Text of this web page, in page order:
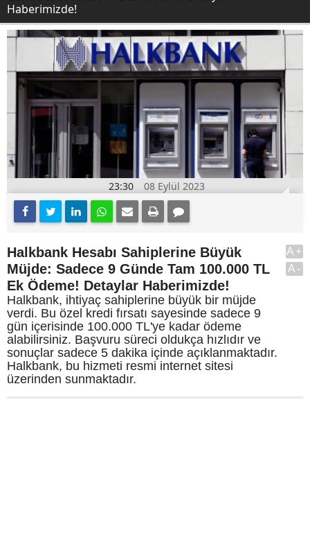
Haberimizde!
23:30 08 Eylül 2023
Halkbank Hesabı Sahiplerine Büyük
Müjde: Sadece 9 Günde Tam 100.000 TL
Ek Ödeme! Detaylar Haberimizde!
Halkbank, ihtiyaç sahiplerine büyük bir müjde
verdi. Bu özel kredi fırsatı sayesinde sadece 9
gün içerisinde 100.000 TL'ye kadar ödeme
alabilirsiniz. Başvuru süreci oldukça hızlıdır ve
sonuçlar sadece 5 dakika içinde açıklanmaktadır.
Halkbank, bu hizmeti resmi internet sitesi
üzerinden sunmaktadır.
A+
A-